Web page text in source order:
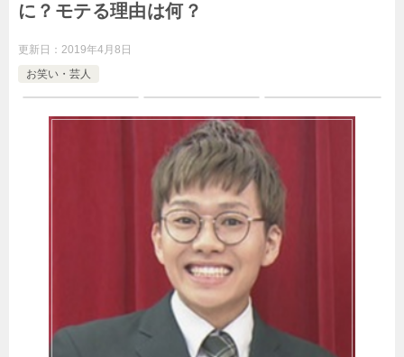
に？モテる理由は何？
更新日： 2019年4月8日
お笑い・芸人